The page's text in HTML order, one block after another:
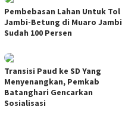
Pembebasan Lahan Untuk Tol
Jambi-Betung di Muaro Jambi
Sudah 100 Persen
Transisi Paud ke SD Yang
Menyenangkan, Pemkab
Batanghari Gencarkan
Sosialisasi